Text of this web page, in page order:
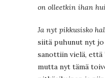
on olleetkin ihan
Ja nyt pikkusisko
siitä puhunut nyt jo
sanottiin vielä, että
mutta nyt tämä